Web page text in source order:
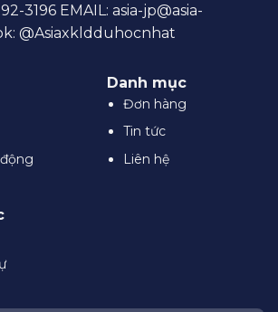
3196 EMAIL: asia-jp@asia-
@Asiaxkldduhocnhat
Danh mục
Đơn hàng
Tin tức
Liên hệ